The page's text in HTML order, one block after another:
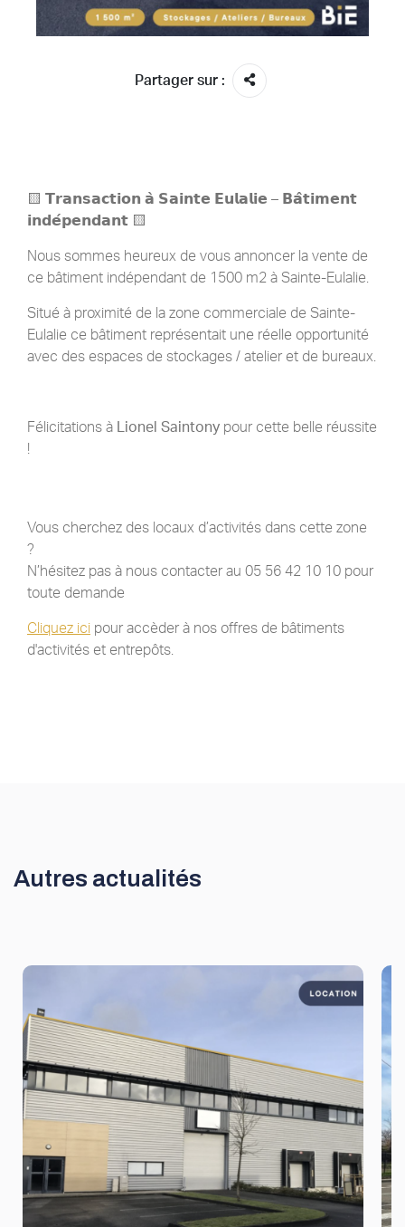
Partager sur :
🟨 𝗧𝗿𝗮𝗻𝘀𝗮𝗰𝘁𝗶𝗼𝗻 𝗮̀ 𝗦𝗮𝗶𝗻𝘁𝗲 𝗘𝘂𝗹𝗮𝗹𝗶𝗲 – 𝗕𝗮̂𝘁𝗶𝗺𝗲𝗻𝘁
𝗶𝗻𝗱𝗲́𝗽𝗲𝗻𝗱𝗮𝗻𝘁 🟨
Nous sommes heureux de vous annoncer la vente de
ce bâtiment indépendant de 1500 m2 à Sainte-Eulalie.
Situé à proximité de la zone commerciale de Sainte-
Eulalie ce bâtiment représentait une réelle opportunité
avec des espaces de stockages / atelier et de bureaux.
Félicitations à Lionel Saintony pour cette belle réussite
!
Vous cherchez des locaux d’activités dans cette zone
?
N’hésitez pas à nous contacter au 05 56 42 10 10 pour
toute demande
Cliquez ici pour accèder à nos offres de bâtiments
d'activités et entrepôts.
Autres actualités